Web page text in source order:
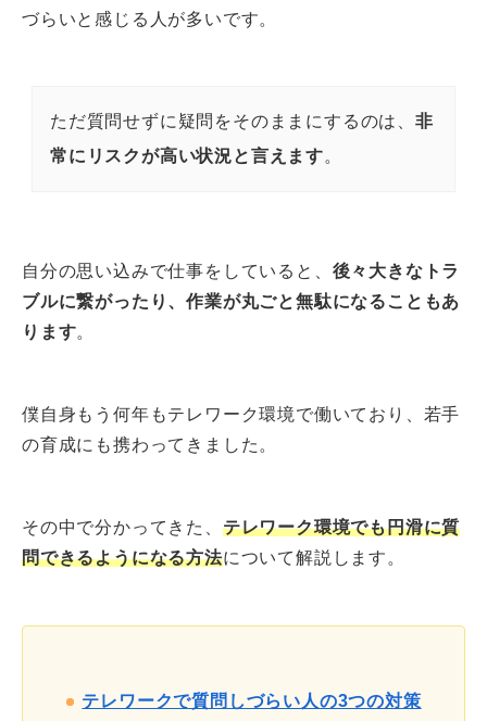
づらいと感じる人が多いです。
ただ質問せずに疑問をそのままにするのは、 非
常にリスクが高い状況と言えます。
自分の思い込みで仕事をしていると、 後々大きなトラ
ブルに繋がったり、作業が丸ごと無駄になることもあ
ります。
僕自身もう何年もテレワーク環境で働いており、若手
の育成にも携わってきました。
その中で分かってきた、 テレワーク環境でも円滑に質
問できるようになる方法について解説します。
テレワークで質問しづらい人の3つの対策